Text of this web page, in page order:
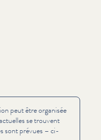
peut être organisée
se trouvent
sont prévues – ci-